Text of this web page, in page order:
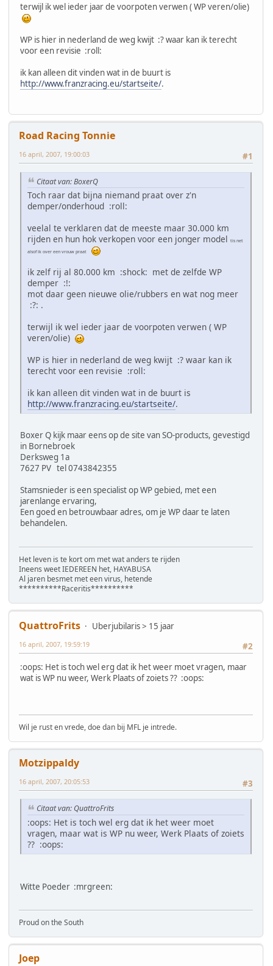
terwijl ik wel ieder jaar de voorpoten verwen ( WP veren/olie)
WP is hier in nederland de weg kwijt :? waar kan ik terecht
voor een revisie :roll:
ik kan alleen dit vinden wat in de buurt is
http://www.franzracing.eu/startseite/.
Road Racing Tonnie
#1
16 april, 2007, 19:00:03
Citaat van: BoxerQ
Toch raar dat bijna niemand praat over z'n
demper/onderhoud :roll:
veelal te verklaren dat de meeste maar 30.000 km
rijden en hun hok verkopen voor een jonger model tis net
alsof ik over een vrouw praat
ik zelf rij al 80.000 km :shock: met de zelfde WP
demper :!:
mot daar geen nieuwe olie/rubbers en wat nog meer
:?: .
terwijl ik wel ieder jaar de voorpoten verwen ( WP
veren/olie)
WP is hier in nederland de weg kwijt :? waar kan ik
terecht voor een revisie :roll:
ik kan alleen dit vinden wat in de buurt is
http://www.franzracing.eu/startseite/.
Boxer Q kijk maar eens op de site van SO-products, gevestigd
in Bornebroek
Derksweg 1a
7627 PV tel 0743842355
Stamsnieder is een specialist op WP gebied, met een
jarenlange ervaring,
Een goed en betrouwbaar adres, om je WP daar te laten
behandelen.
Het leven is te kort om met wat anders te rijden
Ineens weet IEDEREEN het, HAYABUSA
Al jaren besmet met een virus, hetende
**********Raceritis**********
QuattroFrits
Uberjubilaris > 15 jaar
#2
16 april, 2007, 19:59:19
:oops: Het is toch wel erg dat ik het weer moet vragen, maar
wat is WP nu weer, Werk Plaats of zoiets ?? :oops:
Wil je rust en vrede, doe dan bij MFL je intrede.
Motzippaldy
#3
16 april, 2007, 20:05:53
Citaat van: QuattroFrits
:oops: Het is toch wel erg dat ik het weer moet
vragen, maar wat is WP nu weer, Werk Plaats of zoiets
?? :oops:
Witte Poeder :mrgreen:
Proud on the South
Joep